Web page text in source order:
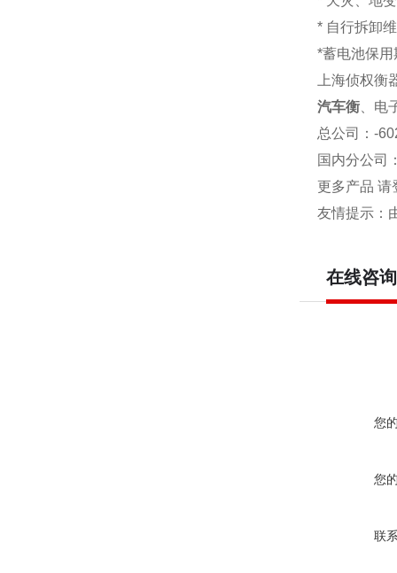
* 自行拆卸
*蓄电池保用
上海侦权
汽车衡 、
总公司
：-
国内分公司
更多产品 请
友情提示：
在线咨询
您
您
联